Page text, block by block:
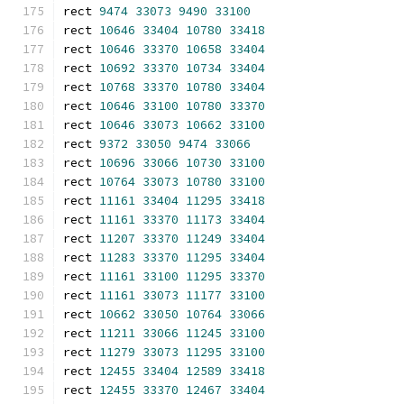
rect 9474 33073 9490 33100
rect 10646 33404 10780 33418
rect 10646 33370 10658 33404
rect 10692 33370 10734 33404
rect 10768 33370 10780 33404
rect 10646 33100 10780 33370
rect 10646 33073 10662 33100
rect 9372 33050 9474 33066
rect 10696 33066 10730 33100
rect 10764 33073 10780 33100
rect 11161 33404 11295 33418
rect 11161 33370 11173 33404
rect 11207 33370 11249 33404
rect 11283 33370 11295 33404
rect 11161 33100 11295 33370
rect 11161 33073 11177 33100
rect 10662 33050 10764 33066
rect 11211 33066 11245 33100
rect 11279 33073 11295 33100
rect 12455 33404 12589 33418
rect 12455 33370 12467 33404